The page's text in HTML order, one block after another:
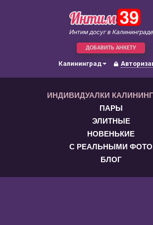
Интим досуг в Калининграде
ДОБАВИТЬ АНКЕТУ
Калининград
ИНДИВИДУАЛКИ
ПАРЫ
ЭЛИТНЫЕ
НОВЕНЬКИЕ
С РЕАЛЬНЫМИ ФОТО
БЛОГ